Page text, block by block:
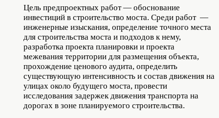
Цель предпроектных работ — обоснование
инвестиций в строительство моста. Среди работ —
инженерные изыскания, определение точного места
для строительства моста и подходов к нему,
разработка проекта планировки и проекта
межевания территории для размещения объекта,
прохождение ценового аудита, определить
существующую интенсивность и состав движения на
улицах около будущего моста, провести
исследования задержек движения транспорта на
дорогах в зоне планируемого строительства.